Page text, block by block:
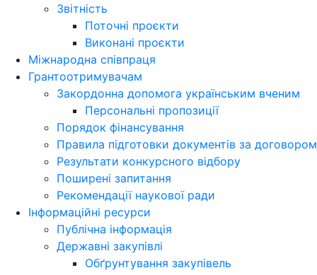
Звітність
Поточні проєкти
Виконані проєкти
Міжнародна співпраця
Грантоотримувачам
Закордонна допомога українським вченим
Персональні пропозиції
Порядок фінансування
Правила підготовки документів за договором
Результати конкурсного відбору
Поширені запитання
Рекомендації наукової ради
Інформаційні ресурси
Публічна інформація
Державні закупівлі
Обґрунтування закупівель